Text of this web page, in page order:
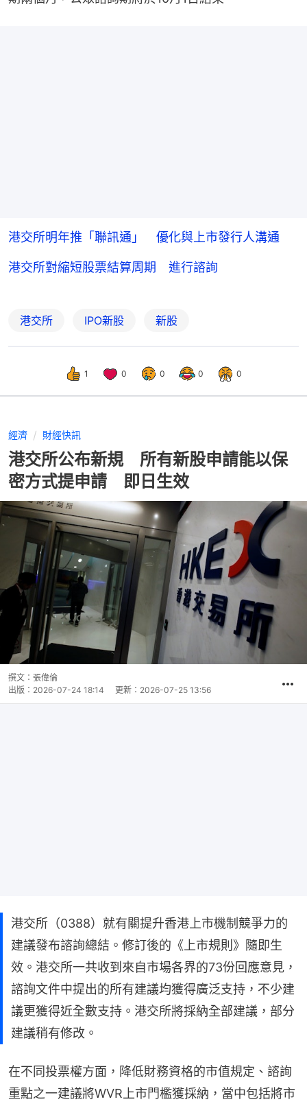
港交所明年推「聯訊通」 優化與上市發行人溝通
港交所對縮短股票結算周期 進行諮詢
港交所 IPO新股 新股
1 0 0 0 0
經濟 財經快訊
港交所公布新規 所有新股申請能以保
密方式提申請 即日生效
撰文： 張偉倫
出版： 2026-07-24 18:14 更新： 2026-07-25 13:56
港交所（0388）就有關提升香港上市機制競爭力的
建議發布諮詢總結。修訂後的《上市規則》隨即生
效。港交所一共收到來自市場各界的73份回應意見，
諮詢文件中提出的所有建議均獲得廣泛支持，不少建
議更獲得近全數支持。港交所將採納全部建議，部分
建議稍有修改。
在不同投票權方面，降低財務資格的市值規定、諮詢
重點之一建議將WVR上市門檻獲採納，當中包括將市